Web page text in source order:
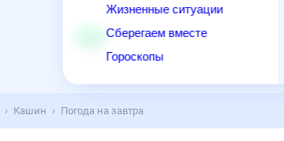
Жизненные ситуации
Сберегаем вместе
Гороскопы
Кашин Погода на завтра